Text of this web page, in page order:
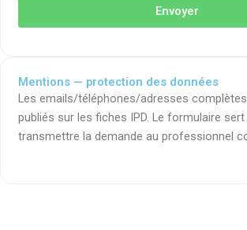
Envoyer
Mentions — protection des données
Les emails/téléphones/adresses
publiés sur les fiches IPD. Le formulaire
transmettre la demande au professionnel